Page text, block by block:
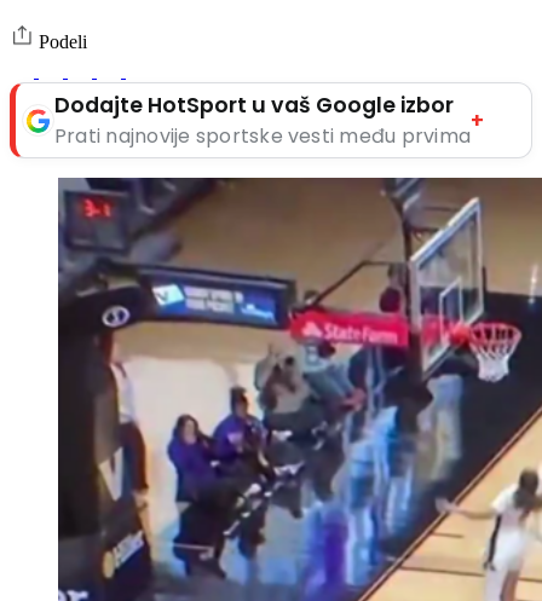
Podeli
Dodajte HotSport u vaš Google izbor
Prati najnovije sportske vesti među prvima
+